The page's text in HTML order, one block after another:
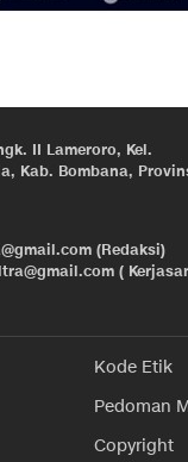
II Lameroro, Kel.
Kab. Bombana,
(Redaksi)
(
Kode Etik
Pedoman
Copyright